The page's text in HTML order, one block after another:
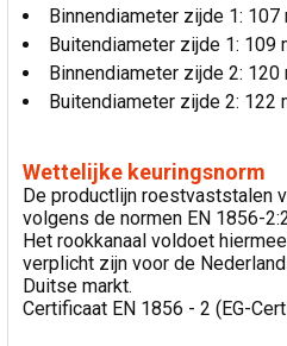
Binnendiameter zijde 1: 107
Buitendiameter zijde 1: 109
Binnendiameter zijde 2: 120
Buitendiameter zijde 2: 122
Wettelijke keuringsnorm
De productlijn roestvaststalen
volgens de normen EN 1856-
Het rookkanaal voldoet
verplicht zijn voor de
Duitse markt.
Certificaat EN 1856 - 2 (EG-